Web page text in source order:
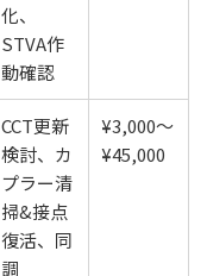
化、
STVA作
動確認
CCT更新
検討、カ
プラー清
掃&接点
復活、同
調
¥3,000〜
¥45,000